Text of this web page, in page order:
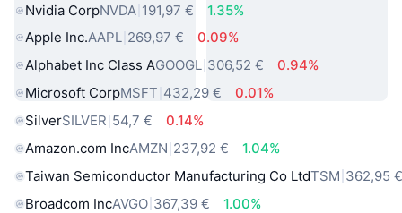
Nvidia CorpNVDA 191,97 €
1.35%
Apple Inc.AAPL 269,97 €
0.09%
Alphabet Inc Class AGOOGL 306,52 €
0.94%
Microsoft CorpMSFT 432,29 €
0.01%
SilverSILVER 54,7 €
0.14%
Amazon.com IncAMZN 237,92 €
1.04%
Taiwan Semiconductor Manufacturing Co LtdTSM 362,95
Broadcom IncAVGO 367,39 €
1.00%